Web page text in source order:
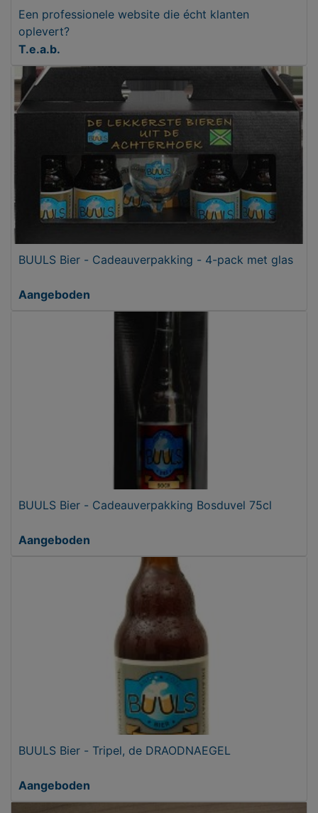
Een professionele website die écht klanten
oplevert?
T.e.a.b.
BUULS Bier - Cadeauverpakking - 4-pack met glas
Aangeboden
BUULS Bier - Cadeauverpakking Bosduvel 75cl
Aangeboden
BUULS Bier - Tripel, de DRAODNAEGEL
Aangeboden